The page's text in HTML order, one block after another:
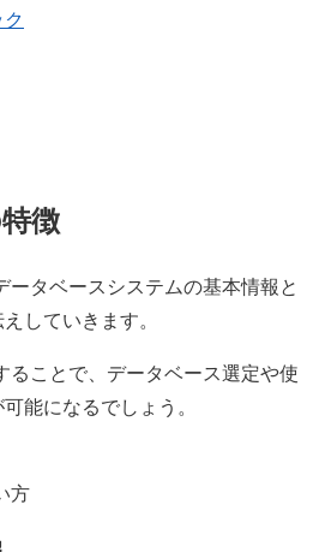
徴
ータベースシステムの基本情報と
していきます。
ることで、データベース選定や使
能になるでしょう。
方